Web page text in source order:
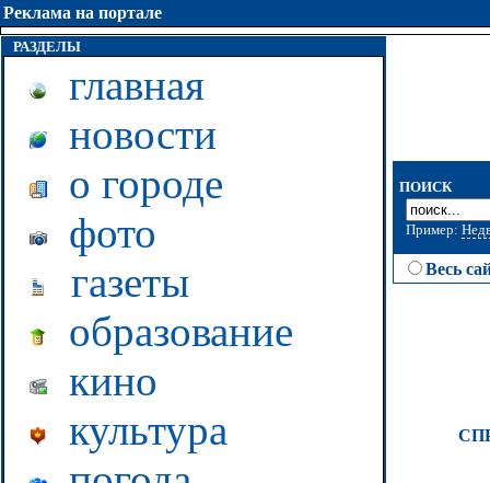
Реклама на портале
РАЗДЕЛЫ
главная
новости
о городе
фото
газеты
образование
кино
культура
ПОИСК
Пример:
Весь